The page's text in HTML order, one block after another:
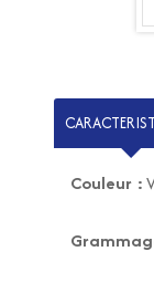
Couleur :